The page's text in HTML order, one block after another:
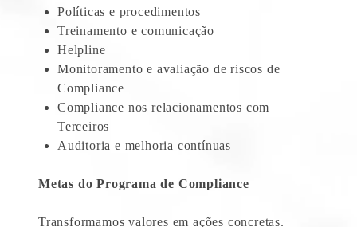
Políticas e procedimentos
Treinamento e comunicação
Helpline
Monitoramento e avaliação de riscos de
Compliance
Compliance nos relacionamentos com
Terceiros
Auditoria e melhoria contínuas
Metas do Programa de Compliance
Transformamos valores em ações concretas.